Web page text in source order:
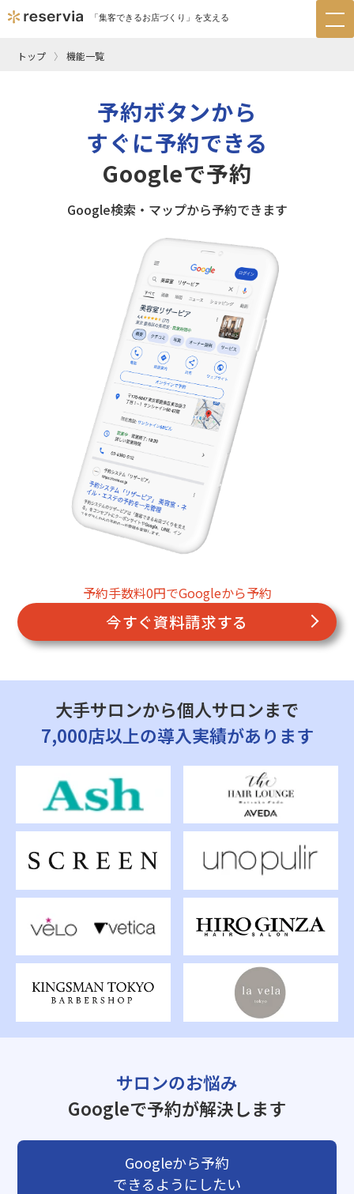
「集客できるお店づくり」を支える
トップ 機能一覧
予約ボタンから
すぐに予約できる
Googleで予約
Google検索・マップから予約できます
予約手数料0円でGoogleから予約
今すぐ資料請求する
大手サロンから個人サロンまで
7,000店以上の導入実績があります
サロンのお悩み
Googleで予約が解決します
Googleから予約
できるようにしたい